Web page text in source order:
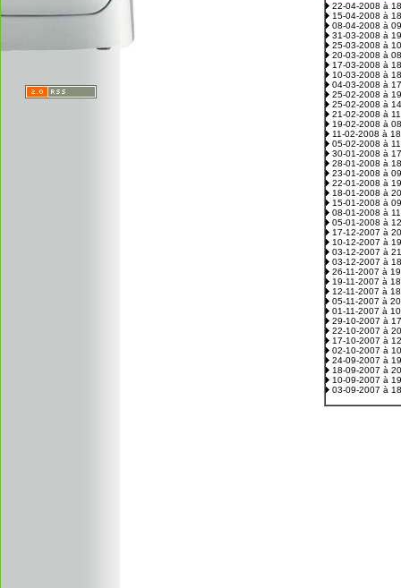
22-04-2008 à
15-04-2008 à
08-04-2008 à
31-03-2008 à
25-03-2008 à
20-03-2008 à
17-03-2008 à
10-03-2008 à
04-03-2008 à
25-02-2008 à
25-02-2008 à
21-02-2008 à
19-02-2008 à
11-02-2008 à
05-02-2008 à
30-01-2008 à
28-01-2008 à
23-01-2008 à
22-01-2008 à
18-01-2008 à
15-01-2008 à
08-01-2008 à
05-01-2008 à
17-12-2007 à
10-12-2007 à
03-12-2007 à
03-12-2007 à
26-11-2007 à
19-11-2007 à
12-11-2007 à
05-11-2007 à
01-11-2007 à
29-10-2007 à
22-10-2007 à
17-10-2007 à
02-10-2007 à
24-09-2007 à
18-09-2007 à
10-09-2007 à
03-09-2007 à